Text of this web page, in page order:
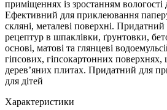
приміщеннях із зростанням
Ефективний для приклеювання
скляні, металеві поверхні.
рецептур в шпаклівки, ґрунтовки,
основі, матові та глянцеві
гіпсових, гіпсокартонних
дерев’яних плитах. Придатний для
для дітей
Характеристики